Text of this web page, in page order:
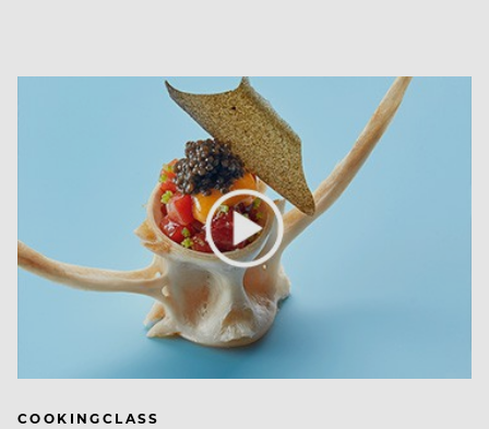
COOKINGCLASS